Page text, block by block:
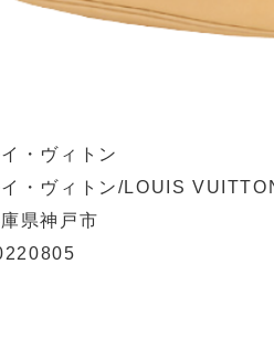
イ・ヴィトン
イ・ヴィトン/LOUIS
県神戸市